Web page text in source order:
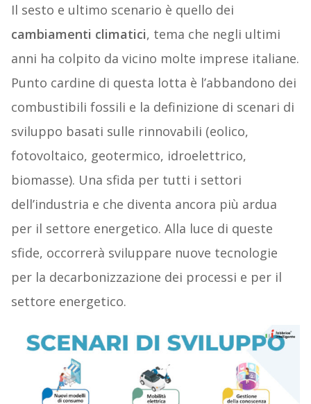
Il sesto e ultimo scenario è quello dei
cambiamenti climatici, tema che negli ultimi
anni ha colpito da vicino molte imprese italiane.
Punto cardine di questa lotta è l’abbandono dei
combustibili fossili e la definizione di scenari di
sviluppo basati sulle rinnovabili (eolico,
fotovoltaico, geotermico, idroelettrico,
biomasse). Una sfida per tutti i settori
dell’industria e che diventa ancora più ardua
per il settore energetico. Alla luce di queste
sfide, occorrerà sviluppare nuove tecnologie
per la decarbonizzazione dei processi e per il
settore energetico.